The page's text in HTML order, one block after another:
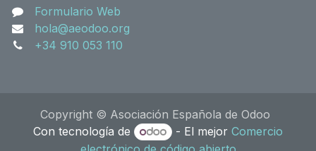
Formulario Web
hola@aeodoo.org
+34 910 053 110
Copyright © Asociación Española de Odoo
Con tecnología de
- El mejorComercio